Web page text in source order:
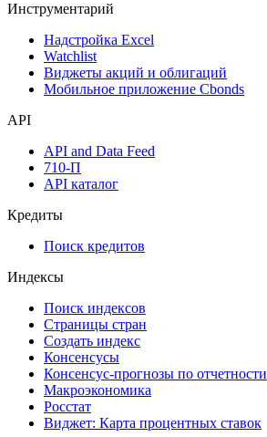
Инструментарий
Надстройка Excel
Watchlist
Виджеты акций и облигаций
Мобильное приложение Cbonds
API
API and Data Feed
710-П
API каталог
Кредиты
Поиск кредитов
Индексы
Поиск индексов
Страницы стран
Создать индекс
Консенсусы
Консенсус-прогнозы по отчетности
Макроэкономика
Росстат
Виджет: Карта процентных ставок